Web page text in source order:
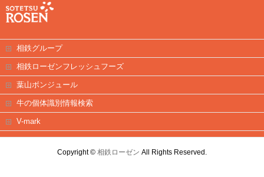
相鉄グループ
相鉄ローゼンフレッシュフーズ
葉山ボンジュール
牛の個体識別情報検索
V-mark
Copyright © 相鉄ローゼン All Rights Reserved.